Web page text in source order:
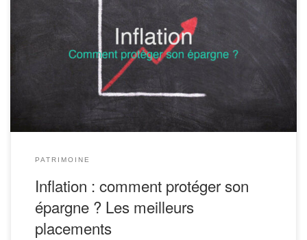
Après des années de calme plat, l’inflation est de retour et c’est
une source de préoccupation croissante pour de nombreux
épargnants.
Vous souhaitez directement aller à l’essentiel ?
Synthèse des placements anti-inflation. Pendant des années,
l’inflation oscillait entre 0 et 2 % par an. C’était un taux
relativement indolore […]
PATRIMOINE
Inflation : comment protéger son
épargne ? Les meilleurs
placements